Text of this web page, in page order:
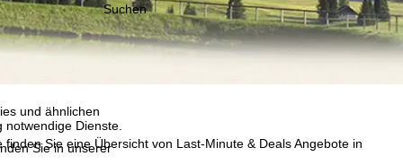
TravelTrex GmbH,
von Endgeräte- und
Produktempfehlung,
widerrufbar), die
und ähnlichen
notwendige Dienste.
Sie in unserer
Suchen
Sie eine Übersicht von Last-Minute & Deals Angebote in